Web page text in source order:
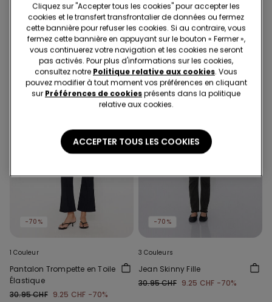
avec Fronces Microfibre
Recyclée
16.95 CHF 10.00 CHF-41%
Invisibles en Coton Couleur
Unie Unisexe
9.95 CHF
-70%
1 Couleur
Pantalon Trompette en Toile
Élastique
30.95 CHF 9.25 CHF -70%
-70%
3 Couleurs
Jean Skinny Fille
30.95 CHF 9.25 CHF -70%
Cliquez sur "Accepter tous les cookies" pour accepter les
cookies et le transfert transfrontalier de données ou fermez
cette bannière pour refuser les cookies. Si au contraire, vous
fermez cette bannière en appuyant sur le bouton « Fermer »,
vous continuerez votre navigation et les cookies ne seront
pas activés. Pour plus d'informations sur les cookies,
consultez notre Politique relative aux cookies. Vous
pouvez modifier à tout moment vos préférences en cliquant
sur Préférences de cookiesprésents dans la politique
relative aux cookies.
ACCEPTER TOUS LES COOKIES